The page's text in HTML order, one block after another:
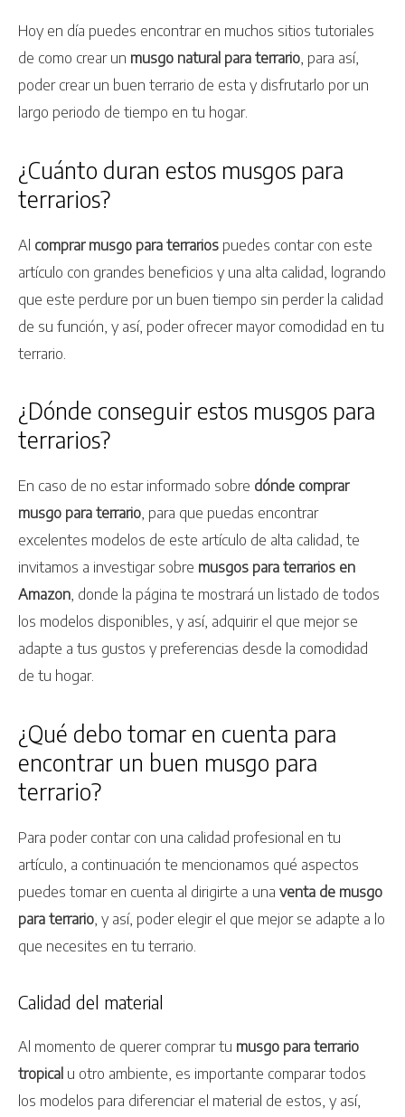
Hoy en día puedes encontrar en muchos sitios tutoriales
de como crear un musgo natural para terrario , para así,
poder crear un buen terrario de esta y disfrutarlo por un
largo periodo de tiempo en tu hogar.
¿Cuánto duran estos musgos para
terrarios?
Al comprar musgo para terrarios puedes contar con este
artículo con grandes beneficios y una alta calidad, logrando
que este perdure por un buen tiempo sin perder la calidad
de su función, y así, poder ofrecer mayor comodidad en tu
terrario.
¿Dónde conseguir estos musgos para
terrarios?
En caso de no estar informado sobre dónde comprar
musgo para terrario, para que puedas encontrar
excelentes modelos de este artículo de alta calidad, te
invitamos a investigar sobre musgos para terrarios en
Amazon, donde la página te mostrará un listado de todos
los modelos disponibles, y así, adquirir el que mejor se
adapte a tus gustos y preferencias desde la comodidad
de tu hogar.
¿Qué debo tomar en cuenta para
encontrar un buen musgo para
terrario?
Para poder contar con una calidad profesional en tu
artículo, a continuación te mencionamos qué aspectos
puedes tomar en cuenta al dirigirte a una venta de musgo
para terrario, y así, poder elegir el que mejor se adapte a lo
que necesites en tu terrario.
Calidad del material
Al momento de querer comprar tu musgo para terrario
tropical u otro ambiente, es importante comparar todos
los modelos para diferenciar el material de estos, y así,